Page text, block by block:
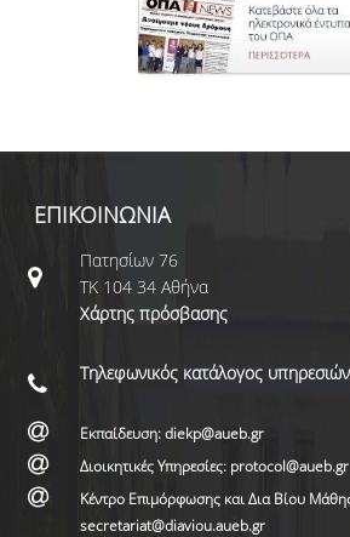
ΕΠΙΚΟΙΝΩΝΙΑ
Πατησίων 76
ΤΚ 104 34 Αθήνα
Χάρτης πρόσβασης
Τηλεφωνικός κατάλογος
Εκπαίδευση: diekp@aueb.gr
Διοικητικές Υπηρεσίες: protocol@aueb.gr
Κέντρο Επιμόρφωσης και Δια Βίου
secretariat@diaviou.aueb.gr